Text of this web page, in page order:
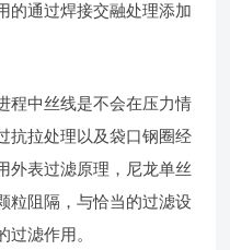
的通过焊接交融处理添加
程中丝线是不会在压力情
抗拉处理以及袋口钢圈经
外表过滤原理，尼龙单丝
粒阻隔，与恰当的过滤设
滤作用。